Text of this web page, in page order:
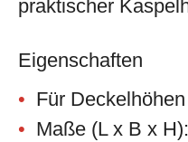
praktischer
Eigenschaften
Für
Maße (L x B x